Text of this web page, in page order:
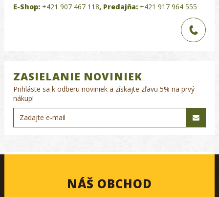
E-Shop: +421 907 467 118, Predajňa: +421 917 964 555
ZASIELANIE NOVINIEK
Prihláste sa k odberu noviniek a získajte zľavu 5% na prvý
nákup!
NÁŠ OBCHOD